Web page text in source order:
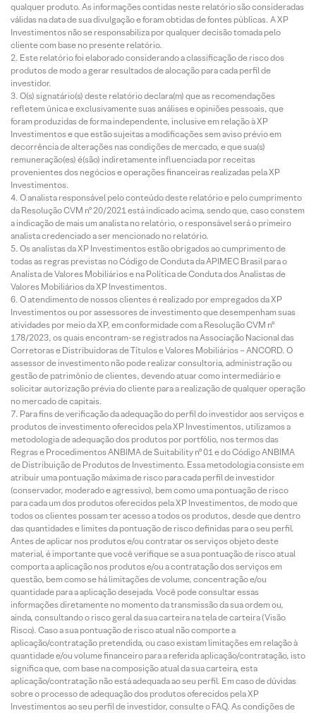
qualquer produto. As informações contidas neste relatório são consideradas
válidas na data de sua divulgação e foram obtidas de fontes públicas. A XP
Investimentos não se responsabiliza por qualquer decisão tomada pelo
cliente com base no presente relatório.
Este relatório foi elaborado considerando a classificação de risco dos
produtos de modo a gerar resultados de alocação para cada perfil de
investidor.
O(s) signatário(s) deste relatório declara(m) que as recomendações
refletem única e exclusivamente suas análises e opiniões pessoais, que
foram produzidas de forma independente, inclusive em relação à XP
Investimentos e que estão sujeitas a modificações sem aviso prévio em
decorrência de alterações nas condições de mercado, e que sua(s)
remuneração(es) é(são) indiretamente influenciada por receitas
provenientes dos negócios e operações financeiras realizadas pela XP
Investimentos.
O analista responsável pelo conteúdo deste relatório e pelo cumprimento
da Resolução CVM nº 20/2021 está indicado acima, sendo que, caso constem
a indicação de mais um analista no relatório, o responsável será o primeiro
analista credenciado a ser mencionado no relatório.
Os analistas da XP Investimentos estão obrigados ao cumprimento de
todas as regras previstas no Código de Conduta da APIMEC Brasil para o
Analista de Valores Mobiliários e na Política de Conduta dos Analistas de
Valores Mobiliários da XP Investimentos.
O atendimento de nossos clientes é realizado por empregados da XP
Investimentos ou por assessores de investimento que desempenham suas
atividades por meio da XP, em conformidade com a Resolução CVM nº
178/2023, os quais encontram-se registrados na Associação Nacional das
Corretoras e Distribuidoras de Títulos e Valores Mobiliários – ANCORD. O
assessor de investimento não pode realizar consultoria, administração ou
gestão de patrimônio de clientes, devendo atuar como intermediário e
solicitar autorização prévia do cliente para a realização de qualquer operação
no mercado de capitais.
Para fins de verificação da adequação do perfil do investidor aos serviços e
produtos de investimento oferecidos pela XP Investimentos, utilizamos a
metodologia de adequação dos produtos por portfólio, nos termos das
Regras e Procedimentos ANBIMA de Suitability nº 01 e do Código ANBIMA
de Distribuição de Produtos de Investimento. Essa metodologia consiste em
atribuir uma pontuação máxima de risco para cada perfil de investidor
(conservador, moderado e agressivo), bem como uma pontuação de risco
para cada um dos produtos oferecidos pela XP Investimentos, de modo que
todos os clientes possam ter acesso a todos os produtos, desde que dentro
das quantidades e limites da pontuação de risco definidas para o seu perfil.
Antes de aplicar nos produtos e/ou contratar os serviços objeto deste
material, é importante que você verifique se a sua pontuação de risco atual
comporta a aplicação nos produtos e/ou a contratação dos serviços em
questão, bem como se há limitações de volume, concentração e/ou
quantidade para a aplicação desejada. Você pode consultar essas
informações diretamente no momento da transmissão da sua ordem ou,
ainda, consultando o risco geral da sua carteira na tela de carteira (Visão
Risco). Caso a sua pontuação de risco atual não comporte a
aplicação/contratação pretendida, ou caso existam limitações em relação à
quantidade e/ou volume financeiro para a referida aplicação/contratação, isto
significa que, com base na composição atual da sua carteira, esta
aplicação/contratação não está adequada ao seu perfil. Em caso de dúvidas
sobre o processo de adequação dos produtos oferecidos pela XP
Investimentos ao seu perfil de investidor, consulte o FAQ. As condições de